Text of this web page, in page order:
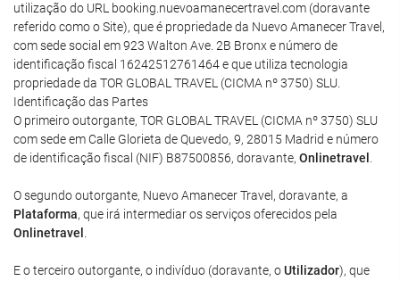
utilização do URL booking.nuevoamanecertravel.com (doravante
referido como o Site), que é propriedade da Nuevo Amanecer Travel,
com sede social em 923 Walton Ave. 2B Bronx e número de
identificação fiscal 16242512761464 e que utiliza tecnologia
propriedade da TOR GLOBAL TRAVEL (CICMA nº 3750) SLU.
Identificação das Partes
O primeiro outorgante, TOR GLOBAL TRAVEL (CICMA nº 3750) SLU
com sede em Calle Glorieta de Quevedo, 9, 28015 Madrid e número
de identificação fiscal (NIF) B87500856, doravante, Onlinetravel
O segundo outorgante, Nuevo Amanecer Travel, doravante, a
Plataforma, que irá intermediar os serviços oferecidos pela
Onlinetravel
E o terceiro outorgante, o indivíduo (doravante, oUtilizador), que